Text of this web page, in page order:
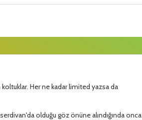
Her ne kadar limited yazsa da
olduğu göz önüne alındığında onca